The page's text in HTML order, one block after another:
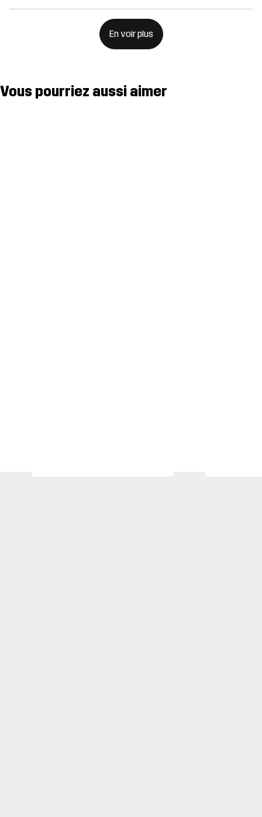
En voir plus
Vous pourriez aussi aimer